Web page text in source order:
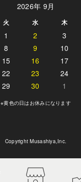
2026年 9月
火 水 木
1 2 3
8 9 10
15 16 17
22 23 24
29 30 1
※黄色の日はお休みになります
Copyright Musashiya,Inc.